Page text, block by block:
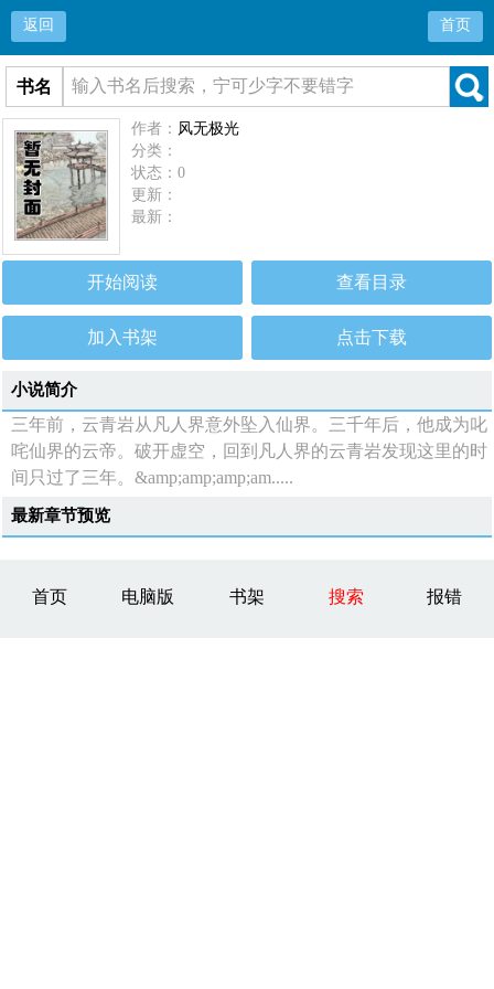
返回 首页
书名
作者： 风无极光
分类：
状态：0
更新：
最新：
开始阅读 查看目录
加入书架 点击下载
小说简介
三年前，云青岩从凡人界意外坠入仙界。三千年后，他成为叱
咤仙界的云帝。破开虚空，回到凡人界的云青岩发现这里的时
间只过了三年。&amp;amp;amp;am.....
最新章节预览
首页 电脑版 书架 搜索 报错